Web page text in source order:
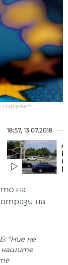
съдържат
18:57, 13.07.2018
на
на
"Ние не
нашите